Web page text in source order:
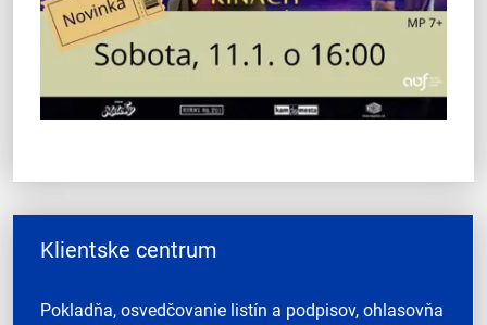
Klientske centrum
Pokladňa, osvedčovanie listín a podpisov, ohlasovňa